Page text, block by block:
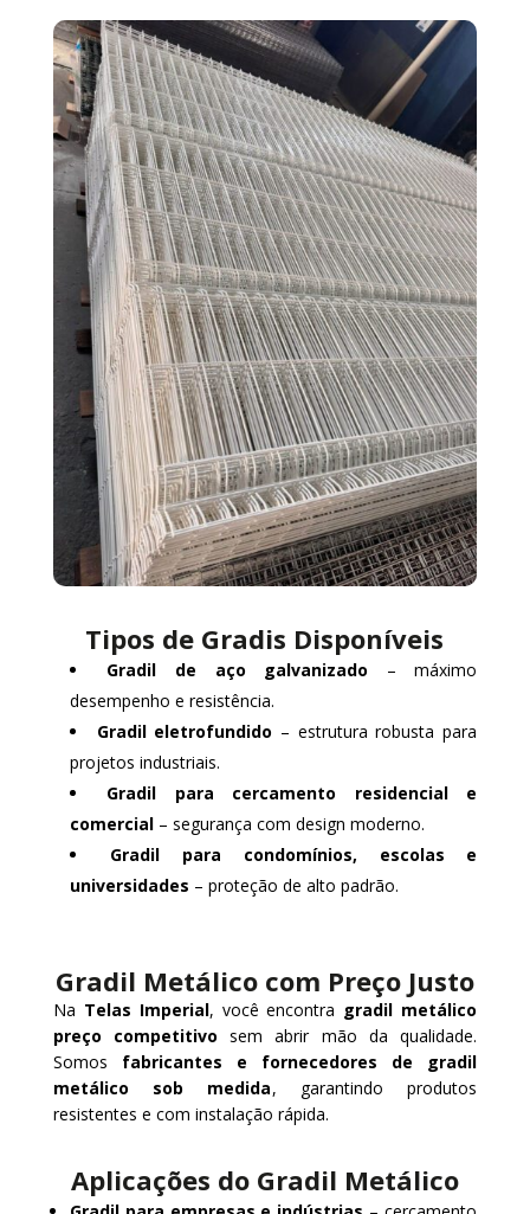
Tipos de Gradis Disponíveis
Gradil de aço galvanizado – máximo
desempenho e resistência.
Gradil eletrofundido – estrutura robusta para
projetos industriais.
Gradil para cercamento residencial e
comercial– segurança com design moderno.
Gradil para condomínios, escolas e
universidades – proteção de alto padrão.
Gradil Metálico com Preço Justo
Na Telas Imperial, você encontra gradil metálico
preço competitivo sem abrir mão da qualidade.
Somos fabricantes e fornecedores de gradil
metálico sob medida, garantindo produtos
resistentes e com instalação rápida.
Aplicações do Gradil Metálico